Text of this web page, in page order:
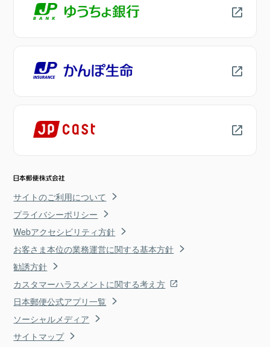
サイトのご利用について
プライバシーポリシー
Webアクセシビリティ方針
お客さま本位の業務運営に関する基本方針
勧誘方針
カスタマーハラスメントに関する考え方
日本郵便公式アプリ一覧
ソーシャルメディア
サイトマップ